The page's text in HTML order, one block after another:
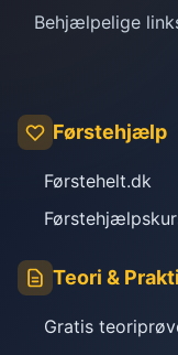
Behjælpelige
Førstehjælp
Førstehelt.dk
Teori &
Gratis